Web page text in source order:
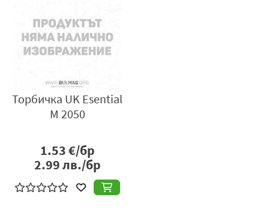
Торбичка UK Esential
M 2050
1.53€/бр
2.99лв./бр